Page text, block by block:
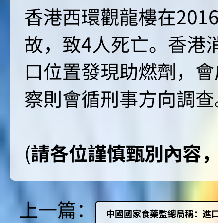
香港西環觀龍樓在
故，致4人死亡。香港
口位置發現助燃劑，
察則會循刑事方向調
(請各位謹慎甄別內容
上一篇： 中國國家食藥監總局稱：進